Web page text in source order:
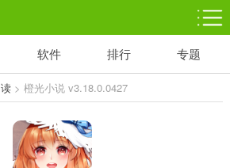
休闲益智
1万+款游戏
体育竞技
5百+款游戏
赛车竞速
3百+款游戏
软件 排行 专题
> 橙光小说 v3.18.0.0427